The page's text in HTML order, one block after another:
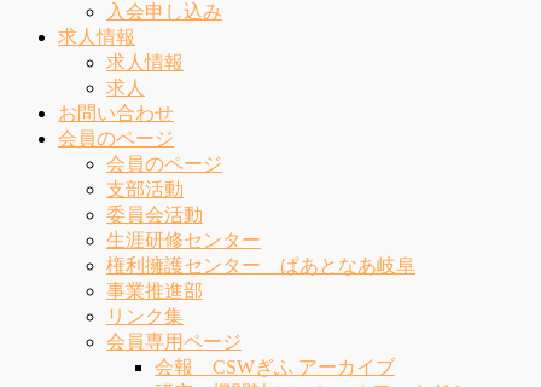
入会申し込み
求人情報
求人情報
求人
お問い合わせ
会員のページ
会員のページ
支部活動
委員会活動
生涯研修センター
権利擁護センター ぱあとなあ岐阜
事業推進部
リンク集
会員専用ページ
会報 CSWぎふ アーカイブ